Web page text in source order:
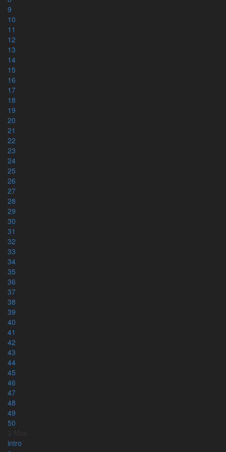
9
10
11
12
13
14
15
16
17
18
19
20
21
22
23
24
25
26
27
28
29
30
31
32
33
34
35
36
37
38
39
40
41
42
43
44
45
46
47
48
49
50
intro
Grundtexten
Interlinjär version
Grekiskt/Svenskt lexikon
Arameiskt/svenskt lexikon
Hebreiskt/svenskt lexikon
Kategorier
Hebreiska alfabetet
Grekiska alfabetet
Tryckta utgåvor
Helbibel
NT+ (tre olika färger)
Rut & Ester
Ruth & Esther (engelska)
Lukasevangeliet
Johannesevangeliet & tre brev
Romarbrevet
Apostlagärningarna
Psaltaren
Kyrkoåret – alla tre årgångar
Bibelläsningsplaner
Läsplaner – bibelnpåettår.se
Läsplaner via e-post – minbibelplan.se
Kyrkoåret – kyrkoaretstexter.se
Torah och haftarah texter
Appar